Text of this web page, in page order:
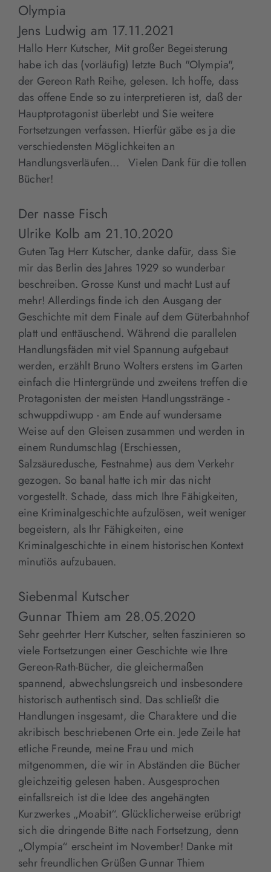
Olympia
Jens Ludwig am 17.11.2021
Hallo Herr Kutscher, Mit großer Begeisterung
habe ich das (vorläufig) letzte Buch "Olympia",
der Gereon Rath Reihe, gelesen. Ich hoffe, dass
das offene Ende so zu interpretieren ist, daß der
Hauptprotagonist überlebt und Sie weitere
Fortsetzungen verfassen. Hierfür gäbe es ja die
verschiedensten Möglichkeiten an
Handlungsverläufen... Vielen Dank für die tollen
Bücher!
Der nasse Fisch
Ulrike Kolb am 21.10.2020
Guten Tag Herr Kutscher, danke dafür, dass Sie
mir das Berlin des Jahres 1929 so wunderbar
beschreiben. Grosse Kunst und macht Lust auf
mehr! Allerdings finde ich den Ausgang der
Geschichte mit dem Finale auf dem Güterbahnhof
platt und enttäuschend. Während die parallelen
Handlungsfäden mit viel Spannung aufgebaut
werden, erzählt Bruno Wolters erstens im Garten
einfach die Hintergründe und zweitens treffen die
Protagonisten der meisten Handlungsstränge -
schwuppdiwupp - am Ende auf wundersame
Weise auf den Gleisen zusammen und werden in
einem Rundumschlag (Erschiessen,
Salzsäuredusche, Festnahme) aus dem Verkehr
gezogen. So banal hatte ich mir das nicht
vorgestellt. Schade, dass mich Ihre Fähigkeiten,
eine Kriminalgeschichte aufzulösen, weit weniger
begeistern, als Ihr Fähigkeiten, eine
Kriminalgeschichte in einem historischen Kontext
minutiös aufzubauen.
Siebenmal Kutscher
Gunnar Thiem am 28.05.2020
Sehr geehrter Herr Kutscher, selten faszinieren so
viele Fortsetzungen einer Geschichte wie Ihre
Gereon-Rath-Bücher, die gleichermaßen
spannend, abwechslungsreich und insbesondere
historisch authentisch sind. Das schließt die
Handlungen insgesamt, die Charaktere und die
akribisch beschriebenen Orte ein. Jede Zeile hat
etliche Freunde, meine Frau und mich
mitgenommen, die wir in Abständen die Bücher
gleichzeitig gelesen haben. Ausgesprochen
einfallsreich ist die Idee des angehängten
Kurzwerkes „Moabit“. Glücklicherweise erübrigt
sich die dringende Bitte nach Fortsetzung, denn
„Olympia“ erscheint im November! Danke mit
sehr freundlichen Grüßen Gunnar Thiem